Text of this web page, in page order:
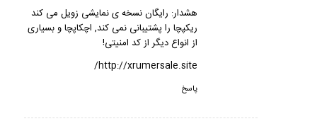
هشدار: رایگان نسخه ی نمایشی زویل می کند
ریکپچا را پشتیبانی نمی کند, اچکاپچا و بسیاری
از انواع دیگر از کد امنیتی!
http://xrumersale.site/
پاسخ